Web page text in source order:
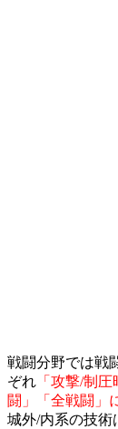
戦闘分野では戦
ぞれ 「攻撃/制
闘」「全戦闘」
城外/内系の技術